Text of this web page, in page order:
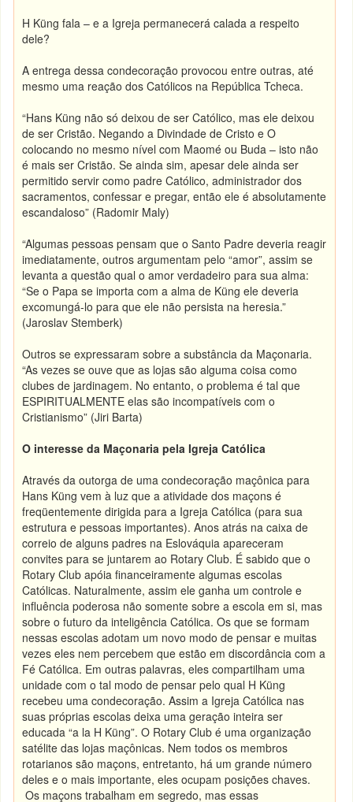
H Küng fala – e a Igreja permanecerá calada a respeito
dele?
A entrega dessa condecoração provocou entre outras, até
mesmo uma reação dos Católicos na República Tcheca.
“Hans Küng não só deixou de ser Católico, mas ele deixou
de ser Cristão. Negando a Divindade de Cristo e O
colocando no mesmo nível com Maomé ou Buda – isto não
é mais ser Cristão. Se ainda sim, apesar dele ainda ser
permitido servir como padre Católico, administrador dos
sacramentos, confessar e pregar, então ele é absolutamente
escandaloso” (Radomir Maly)
“Algumas pessoas pensam que o Santo Padre deveria reagir
imediatamente, outros argumentam pelo “amor”, assim se
levanta a questão qual o amor verdadeiro para sua alma:
“Se o Papa se importa com a alma de Küng ele deveria
excomungá-lo para que ele não persista na heresia.”
(Jaroslav Stemberk)
Outros se expressaram sobre a substância da Maçonaria.
“As vezes se ouve que as lojas são alguma coisa como
clubes de jardinagem. No entanto, o problema é tal que
ESPIRITUALMENTE elas são incompatíveis com o
Cristianismo” (Jiri Barta)
O interesse da Maçonaria pela Igreja Católica
Através da outorga de uma condecoração maçônica para
Hans Küng vem à luz que a atividade dos maçons é
freqüentemente dirigida para a Igreja Católica (para sua
estrutura e pessoas importantes). Anos atrás na caixa de
correio de alguns padres na Eslováquia apareceram
convites para se juntarem ao Rotary Club. É sabido que o
Rotary Club apóia financeiramente algumas escolas
Católicas. Naturalmente, assim ele ganha um controle e
influência poderosa não somente sobre a escola em si, mas
sobre o futuro da inteligência Católica. Os que se formam
nessas escolas adotam um novo modo de pensar e muitas
vezes eles nem percebem que estão em discordância com a
Fé Católica. Em outras palavras, eles compartilham uma
unidade com o tal modo de pensar pelo qual H Küng
recebeu uma condecoração. Assim a Igreja Católica nas
suas próprias escolas deixa uma geração inteira ser
educada “a la H Küng”. O Rotary Club é uma organização
satélite das lojas maçônicas. Nem todos os membros
rotarianos são maçons, entretanto, há um grande número
deles e o mais importante, eles ocupam posições chaves.
Os maçons trabalham em segredo, mas essas